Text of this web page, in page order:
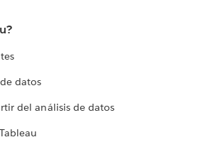
datos
del análisis de datos